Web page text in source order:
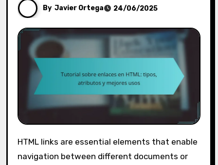
By Javier Ortega 24/06/2025
HTML links are essential elements that enable
navigation between different documents or